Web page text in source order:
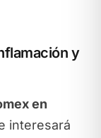
y
en
interesará